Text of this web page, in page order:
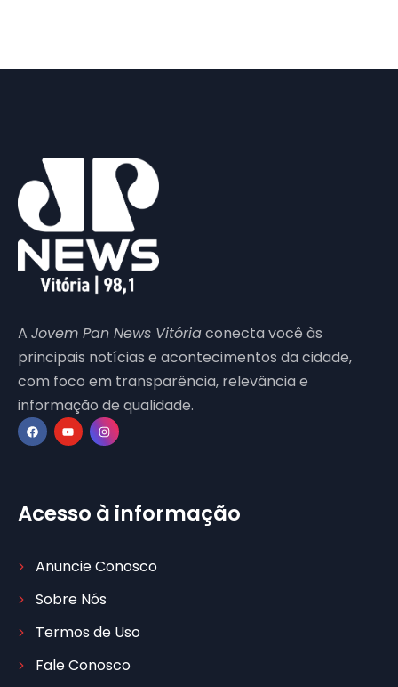
A Jovem Pan News Vitóriaconecta você às
principais notícias e acontecimentos da cidade,
com foco em transparência, relevância e
informação de qualidade.
Acesso à informação
Anuncie Conosco
Sobre Nós
Termos de Uso
Fale Conosco